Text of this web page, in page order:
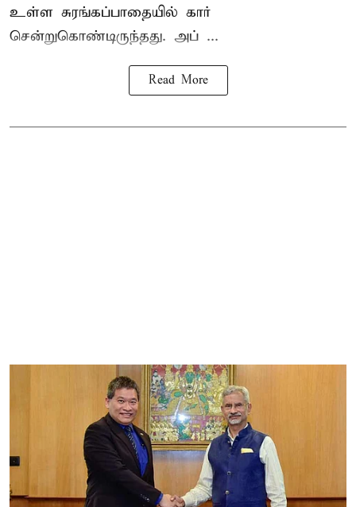
உள்ள சுரங்கப்பாதையில் கார்
சென்றுகொண்டிருந்தது. அப் ...
Read More